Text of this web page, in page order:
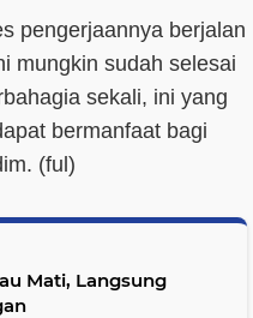
pengerjaannya berjalan
mungkin sudah selesai
sekali, ini yang
bermanfaat bagi
(ful)
Mati, Langsung